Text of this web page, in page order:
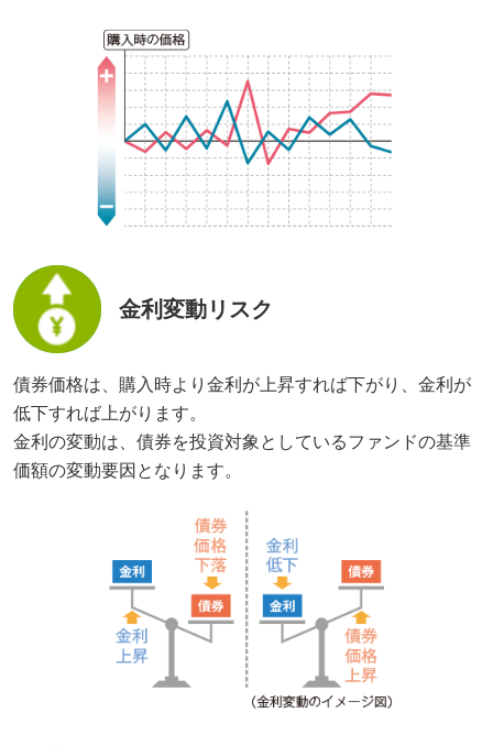
金利変動リスク
債券価格は、購入時より金利が上昇すれば下がり、金利が
低下すれば上がります。
金利の変動は、債券を投資対象としているファンドの基準
価額の変動要因となります。